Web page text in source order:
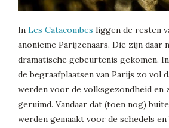
In Les Catacombes liggen de resten
anonieme Parijzenaars. Die zijn daar
dramatische gebeurtenis gekomen.
de begraafplaatsen van Parijs zo vol
werden voor de volksgezondheid en
geruimd. Vandaar dat (toen nog)
werden gemaakt voor de schedels